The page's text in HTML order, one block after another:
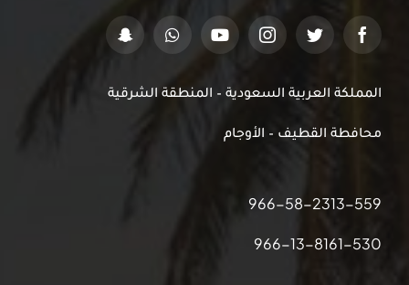
المملكة العربية السعودية – المنطقة الشرقية
محافطة القطيف – الأوجام
966-58-2313-559
966-13-8161-530